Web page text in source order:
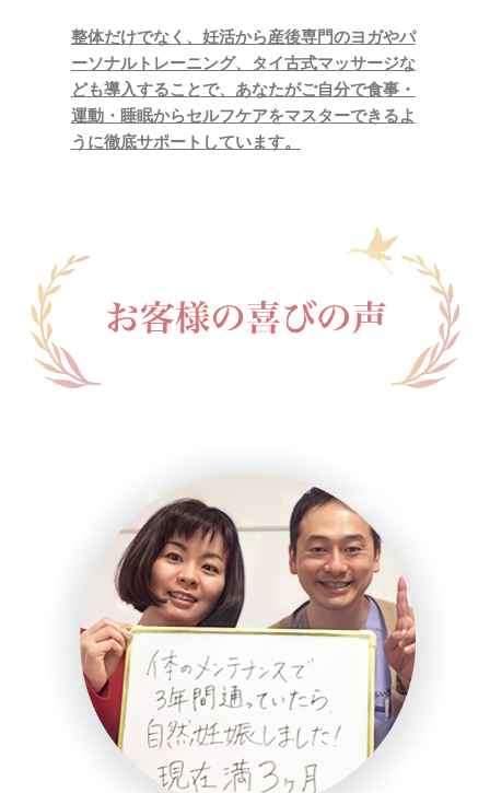
整体だけでなく、妊活から産後専門のヨガやパ
ーソナルトレーニング、タイ古式マッサージな
ども導入することで、あなたがご自分で食事・
運動・睡眠からセルフケアをマスターできるよ
うに徹底サポートしています。